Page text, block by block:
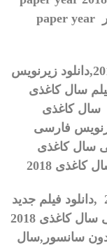
paper year
,دانلود زیرنویس
سال کاغذی
سال کاغذی
فارسی
سال کاغذی
کاغذی 2018
دانلود فیلم خارجی سال کاغذی 2018 ,دانلود فیلم جدید
, دانلود فیلم سینمایی سال کاغذی 2018
فیلم بدون سانسور,سال